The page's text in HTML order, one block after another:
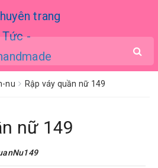
nu Rập váy quần nữ 149
nữ 149